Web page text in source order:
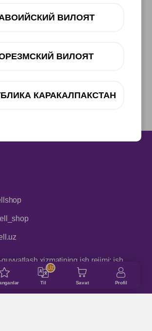
Til
Uz
Savat Profil
quvvatlash xizmatining ish rejimi: ish
gacha
ВИЛОЯТ
ВИЛОЯТ
КАРАКАЛПАКСТАН